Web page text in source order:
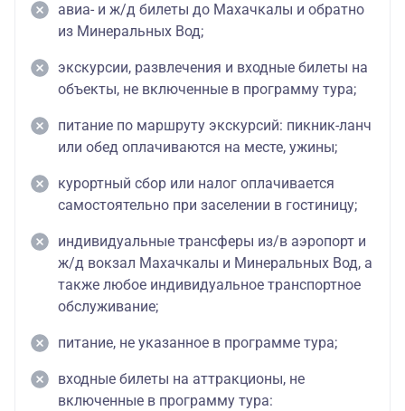
авиа- и ж/д билеты до Махачкалы и обратно
из Минеральных Вод;
экскурсии, развлечения и входные билеты на
объекты, не включенные в программу тура;
питание по маршруту экскурсий: пикник-ланч
или обед оплачиваются на месте, ужины;
курортный сбор или налог оплачивается
самостоятельно при заселении в гостиницу;
индивидуальные трансферы из/в аэропорт и
ж/д вокзал Махачкалы и Минеральных Вод, а
также любое индивидуальное транспортное
обслуживание;
питание, не указанное в программе тура;
входные билеты на аттракционы, не
включенные в программу тура: